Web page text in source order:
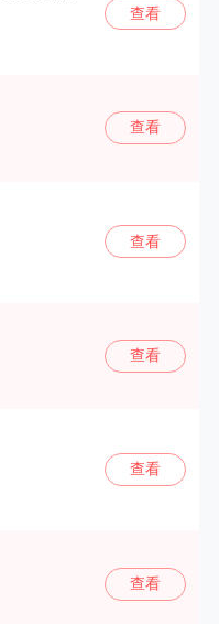
查看
查看
查看
查看
查看
查看